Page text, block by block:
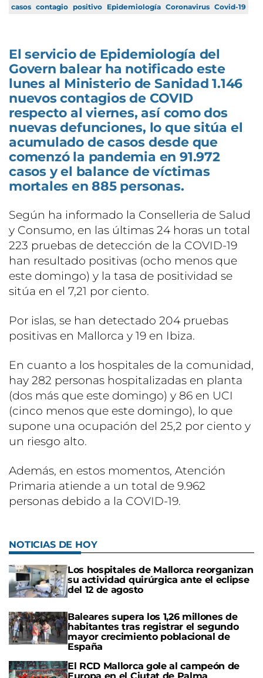
casos contagio positivo Epidemiología Coronavirus Covid-19
El servicio de Epidemiología del
Govern balear ha notificado este
lunes al Ministerio de Sanidad 1.146
nuevos contagios de COVID
respecto al viernes, así como dos
nuevas defunciones, lo que sitúa el
acumulado de casos desde que
comenzó la pandemia en 91.972
casos y el balance de víctimas
mortales en 885 personas.
Según ha informado la Conselleria de Salud
y Consumo, en las últimas 24 horas un total
223 pruebas de detección de la COVID-19
han resultado positivas (ocho menos que
este domingo) y la tasa de positividad se
sitúa en el 7,21 por ciento.
Por islas, se han detectado 204 pruebas
positivas en Mallorca y 19 en Ibiza.
En cuanto a los hospitales de la comunidad,
hay 282 personas hospitalizadas en planta
(dos más que este domingo) y 86 en UCI
(cinco menos que este domingo), lo que
supone una ocupación del 25,2 por ciento y
un riesgo alto.
Además, en estos momentos, Atención
Primaria atiende a un total de 9.962
personas debido a la COVID-19.
NOTICIAS DE HOY
Los hospitales de Mallorca reorganizan
su actividad quirúrgica ante el eclipse
del 12 de agosto
Baleares supera los 1,26 millones de
habitantes tras registrar el segundo
mayor crecimiento poblacional de
España
El RCD Mallorca gole al campeón de